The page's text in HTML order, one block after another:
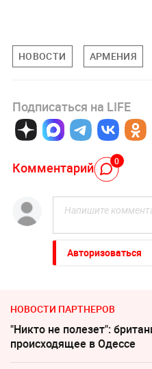
НОВОСТИ АРМЕНИЯ
Подписаться на LIFE
Комментарий 0
Авторизоваться
НОВОСТИ ПАРТНЕРОВ
"Никто не полезет":
происходящее в Одессе